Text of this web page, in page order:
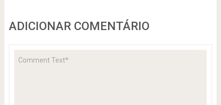
ADICIONAR COMENTÁRIO